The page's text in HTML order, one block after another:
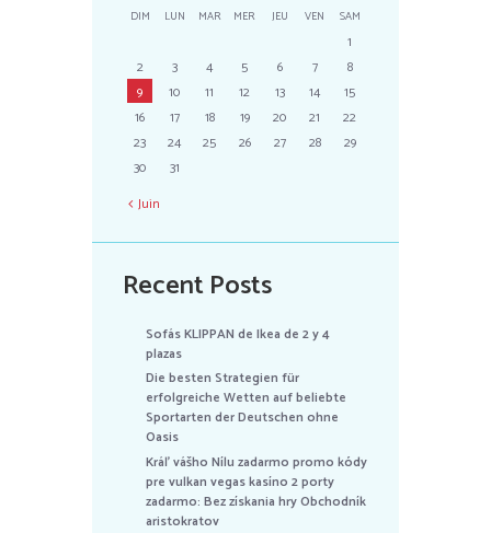
DIM LUN MAR MER JEU VEN SAM
1
2
3 4 5 6 7
8
9
10 11 12 13 14
15
16
17 18 19 20 21
22
23
24 25 26 27 28
29
30
31
Juin
Recent Posts
Sofás KLIPPAN de Ikea de 2 y 4
plazas
Die besten Strategien für
erfolgreiche Wetten auf beliebte
Sportarten der Deutschen ohne
Oasis
Kráľ vášho Nílu zadarmo promo kódy
pre vulkan vegas kasíno 2 porty
zadarmo: Bez získania hry Obchodník
aristokratov